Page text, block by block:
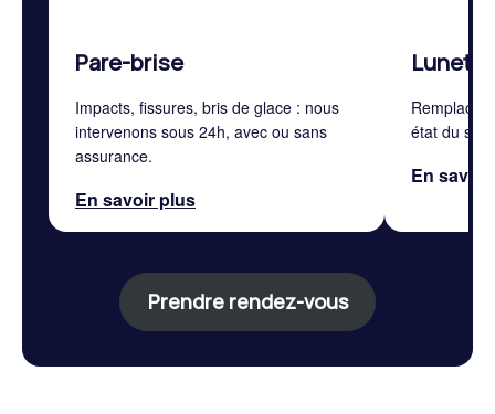
Pare-brise
Impacts, fissures, bris de glace : nous
intervenons sous 24h, avec ou sans
assurance.
En savoir plus
état du
En
Prendre rendez-vous